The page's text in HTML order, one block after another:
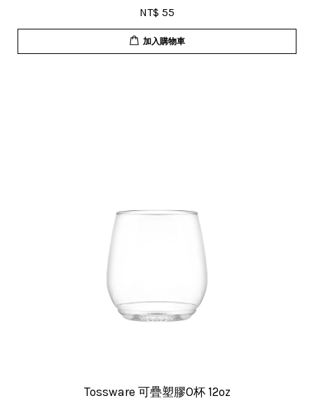
NT$ 55
加入購物車
Tossware 可疊塑膠O杯 12oz